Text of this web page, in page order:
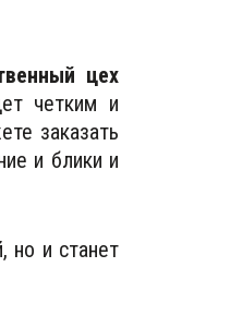
цех
четким и
заказать
и блики и
но и станет